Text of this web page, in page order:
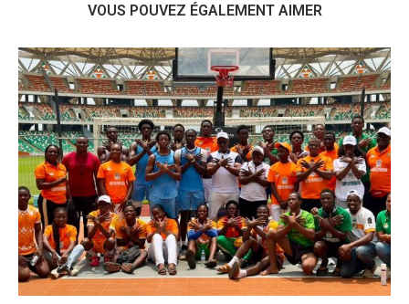
VOUS POUVEZ ÉGALEMENT AIMER